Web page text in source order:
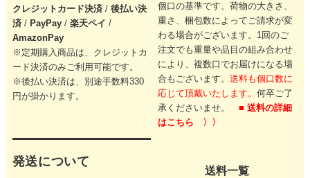
クレジットカード決済 / 後払い決
済/ PayPay/ 楽天ペイ /
AmazonPay
※定期購入商品は、クレジットカ
ード決済のみご利用可能です。
※後払い決済は、別途手数料330
円が掛かります。
発送について
個口の基準です。荷物の大きさ、
重さ、梱包数によってご請求が変
わる場合がございます。 1回のご
注文でも重量や品目の組み合わせ
により、複数口でお届けになる場
合もございます。送料も個口数に
応じて頂戴いたします。何卒ご了
承くださいませ。■ 送料の詳細
はこちら 〉〉
送料一覧